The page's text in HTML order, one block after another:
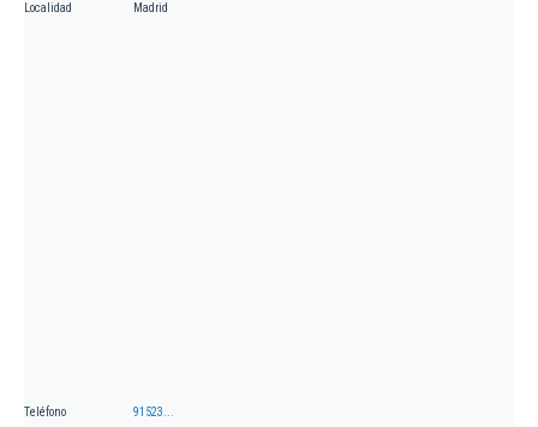
Localidad Madrid
Teléfono 91523...